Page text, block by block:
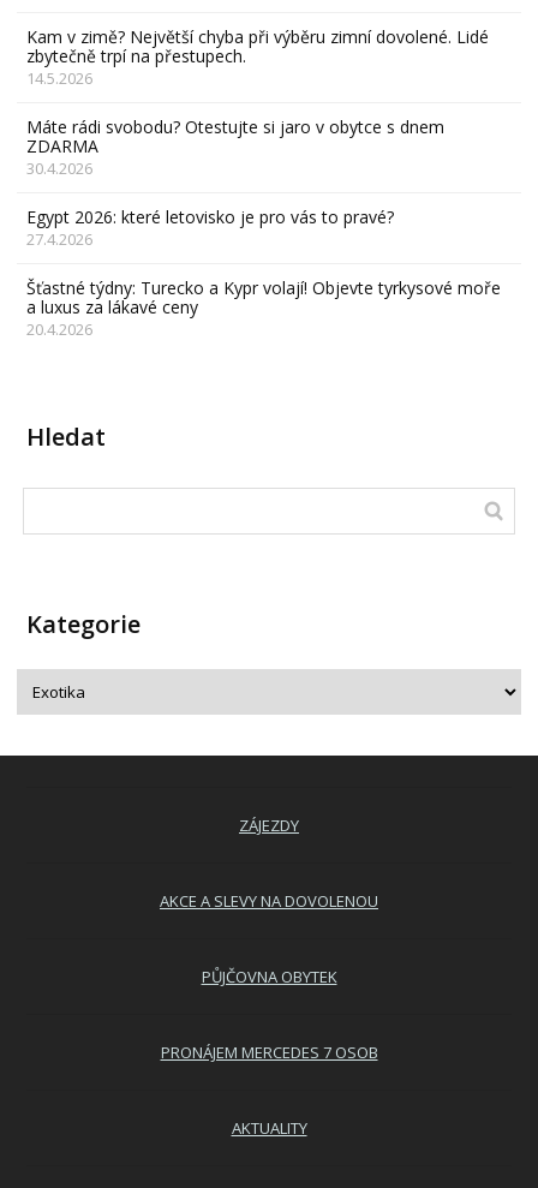
Kam v zimě? Největší chyba při výběru zimní dovolené. Lidé
zbytečně trpí na přestupech.
14.5.2026
Máte rádi svobodu? Otestujte si jaro v obytce s dnem
ZDARMA
30.4.2026
Egypt 2026: které letovisko je pro vás to pravé?
27.4.2026
Šťastné týdny: Turecko a Kypr volají! Objevte tyrkysové moře
a luxus za lákavé ceny
20.4.2026
Hledat
Kategorie
ZÁJEZDY
AKCE A SLEVY NA DOVOLENOU
PŮJČOVNA OBYTEK
PRONÁJEM MERCEDES 7 OSOB
AKTUALITY